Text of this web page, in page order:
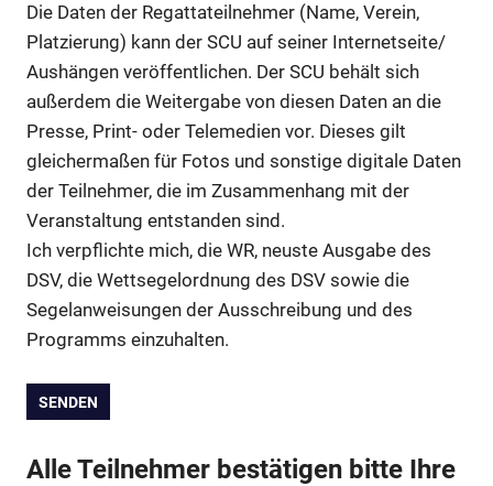
Die Daten der Regattateilnehmer (Name, Verein,
Platzierung) kann der SCU auf seiner Internetseite/
Aushängen veröffentlichen. Der SCU behält sich
außerdem die Weitergabe von diesen Daten an die
Presse, Print- oder Telemedien vor. Dieses gilt
gleichermaßen für Fotos und sonstige digitale Daten
der Teilnehmer, die im Zusammenhang mit der
Veranstaltung entstanden sind.
Ich verpflichte mich, die WR, neuste Ausgabe des
DSV, die Wettsegelordnung des DSV sowie die
Segelanweisungen der Ausschreibung und des
Programms einzuhalten.
Alle Teilnehmer bestätigen bitte Ihre